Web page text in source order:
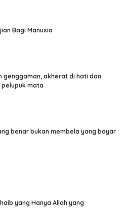
Bagi Manusia
genggaman, akherat di hati dan
mata
benar bukan membela yang bayar
yang Hanya Allah yang